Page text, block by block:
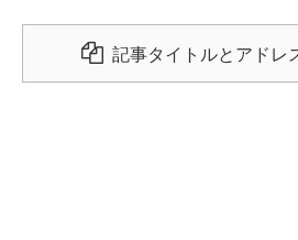
記事タイトルとアドレ